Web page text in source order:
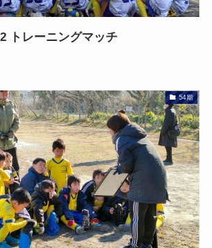
トレーニングマッチ
54期